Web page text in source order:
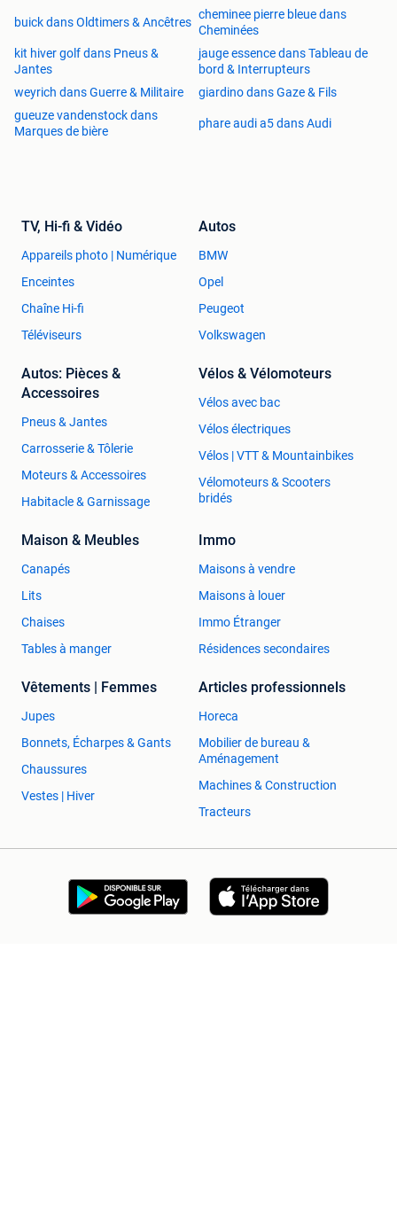
buick dans Oldtimers & Ancêtres
cheminee pierre bleue dans
Cheminées
kit hiver golf dans Pneus &
Jantes
jauge essence dans Tableau de
bord & Interrupteurs
weyrich dans Guerre & Militaire
giardino dans Gaze & Fils
gueuze vandenstock dans
Marques de bière
phare audi a5 dans Audi
TV, Hi-fi & Vidéo
Appareils photo | Numérique
Enceintes
Chaîne Hi-fi
Téléviseurs
Autos
BMW
Opel
Peugeot
Volkswagen
Autos: Pièces &
Accessoires
Pneus & Jantes
Carrosserie & Tôlerie
Moteurs & Accessoires
Habitacle & Garnissage
Vélos & Vélomoteurs
Vélos avec bac
Vélos électriques
Vélos | VTT & Mountainbikes
Vélomoteurs & Scooters
bridés
Maison & Meubles
Canapés
Lits
Chaises
Tables à manger
Immo
Maisons à vendre
Maisons à louer
Immo Étranger
Résidences secondaires
Vêtements | Femmes
Jupes
Bonnets, Écharpes & Gants
Chaussures
Vestes | Hiver
Articles professionnels
Horeca
Mobilier de bureau &
Aménagement
Machines & Construction
Tracteurs